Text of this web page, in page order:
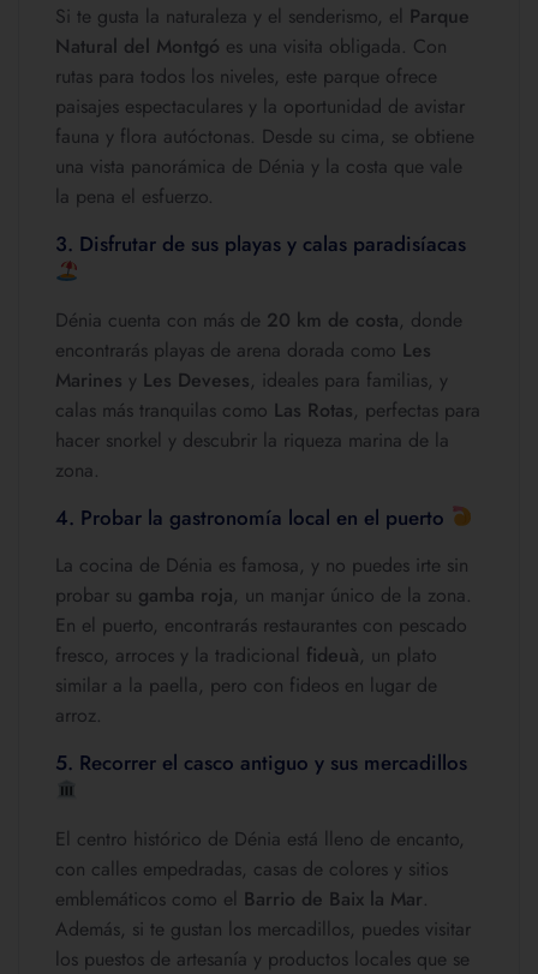
Si te gusta la naturaleza y el senderismo, el Parque
Natural del Montgó es una visita obligada. Con
rutas para todos los niveles, este parque ofrece
paisajes espectaculares y la oportunidad de avistar
fauna y flora autóctonas. Desde su cima, se obtiene
una vista panorámica de Dénia y la costa que vale
la pena el esfuerzo.
3. Disfrutar de sus playas y calas paradisíacas
Dénia cuenta con más de 20 km de costa, donde
encontrarás playas de arena dorada como Les
Marines y Les Deveses, ideales para familias, y
calas más tranquilas como Las Rotas, perfectas para
hacer snorkel y descubrir la riqueza marina de la
zona.
4. Probar la gastronomía local en el puerto
La cocina de Dénia es famosa, y no puedes irte sin
probar su gamba roja, un manjar único de la zona.
En el puerto, encontrarás restaurantes con pescado
fresco, arroces y la tradicional fideuà, un plato
similar a la paella, pero con fideos en lugar de
arroz.
5. Recorrer el casco antiguo y sus mercadillos
El centro histórico de Dénia está lleno de encanto,
con calles empedradas, casas de colores y sitios
emblemáticos como el Barrio de Baix la Mar.
Además, si te gustan los mercadillos, puedes visitar
los puestos de artesanía y productos locales que se